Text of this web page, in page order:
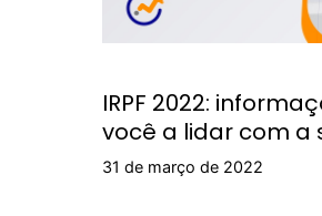
IRPF 2022:
você a lidar com
31 de março de 2022